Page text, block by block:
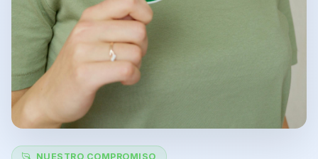
NUESTRO COMPROMISO